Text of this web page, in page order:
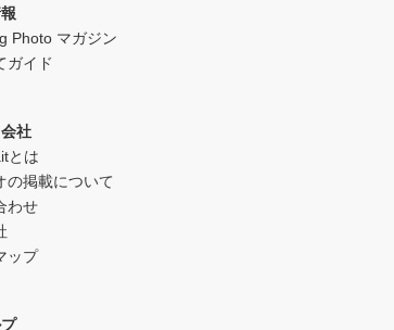
Photo マガジン
ガイド
社
とは
の掲載について
わせ
ップ